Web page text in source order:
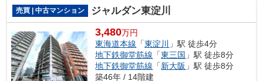
売買 | 中古マンション
ジャルダン東淀川
3,480万円
東海道本線 「東淀川 」駅 徒歩4分
地下鉄御堂筋線 「東三国 」駅 徒歩8分
地下鉄御堂筋線 「新大阪 」駅 徒歩8分
築46年 / 14階建